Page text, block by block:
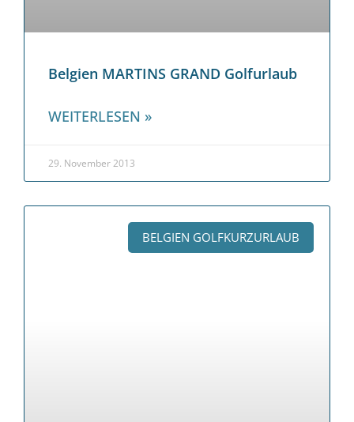
Belgien MARTINS GRAND Golfurlaub
WEITERLESEN »
29. November 2013
BELGIEN GOLFKURZURLAUB